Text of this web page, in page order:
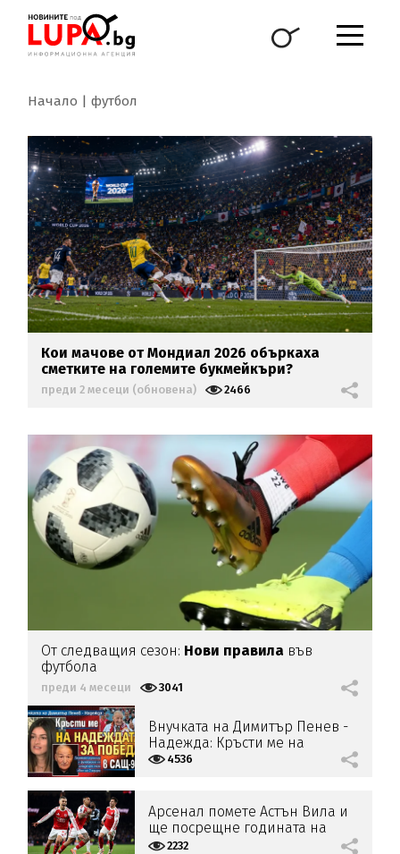
Начало футбол
Кои мачове от Мондиал 2026 объркаха
сметките на големите букмейкъри?
преди 2 месеци (обновена) 2466
От следващия сезон: Нови правила във
футбола
преди 4 месеци 3041
Внучката на Димитър Пенев -
Надежда: Кръсти ме на
надеждата за победа в
4536
Арсенал помете Астън Вила и
ще посрещне годината на
върха
2232